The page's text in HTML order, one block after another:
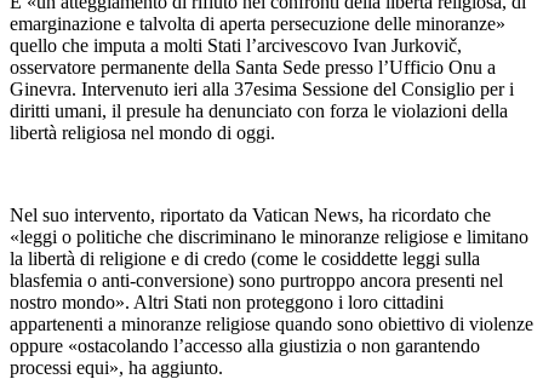
emarginazione e talvolta di aperta persecuzione delle minoranze»
quello che imputa a molti Stati l’arcivescovo Ivan Jurkovič,
osservatore permanente della Santa Sede presso l’Ufficio Onu a
Ginevra. Intervenuto ieri alla 37esima Sessione del Consiglio per i
diritti umani, il presule ha denunciato con forza le violazioni della
libertà religiosa nel mondo di oggi.
Nel suo intervento, riportato da Vatican News, ha ricordato che
«leggi o politiche che discriminano le minoranze religiose e limitano
la libertà di religione e di credo (come le cosiddette leggi sulla
blasfemia o anti-conversione) sono purtroppo ancora presenti nel
nostro mondo». Altri Stati non proteggono i loro cittadini
appartenenti a minoranze religiose quando sono obiettivo di violenze
oppure «ostacolando l’accesso alla giustizia o non garantendo
processi equi», ha aggiunto.